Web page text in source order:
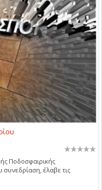
Ποδοσφαιρικής
συνεδρίαση, έλαβε τις